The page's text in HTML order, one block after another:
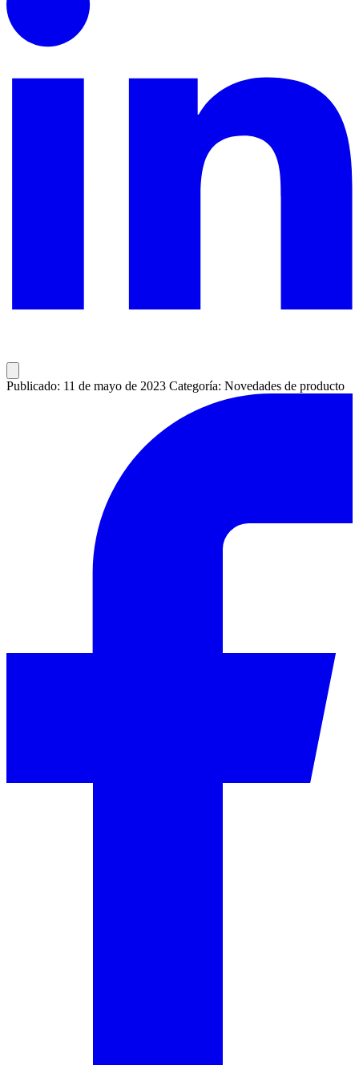
Publicado: 11 de mayo de 2023 Categoría: Novedades de producto